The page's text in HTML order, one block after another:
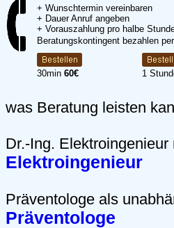
+ Wunschtermin vereinbaren
+ Dauer Anruf angeben
+ Vorauszahlung pro halbe
Beratungskontingent bezahlen per
30min 60€ 1
was Beratung leisten
Dr.-Ing.
Elektroingenieur
Präventologe als
Präventologe